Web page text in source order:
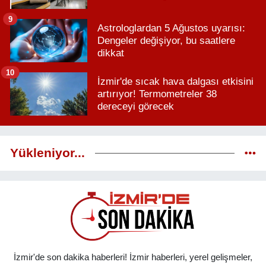
Astrologlardan 5 Ağustos uyarısı:
Dengeler değişiyor, bu saatlere
dikkat
9
İzmir'de sıcak hava dalgası etkisini
artırıyor! Termometreler 38
dereceyi görecek
10
Yükleniyor...
İzmir'de son dakika haberleri! İzmir haberleri, yerel gelişmeler,